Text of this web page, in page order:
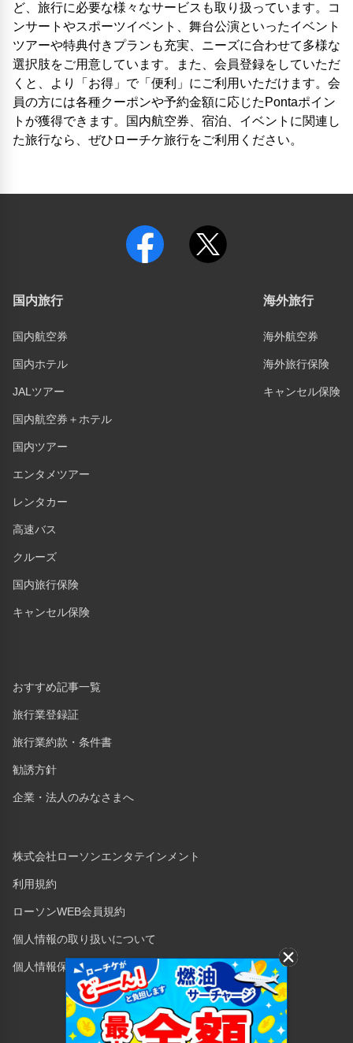
ど、旅行に必要な様々なサービスも取り扱っています。コ
ンサートやスポーツイベント、舞台公演といったイベント
ツアーや特典付きプランも充実、ニーズに合わせて多様な
選択肢をご用意しています。また、会員登録をしていただ
くと、より「お得」で「便利」にご利用いただけます。会
員の方には各種クーポンや予約金額に応じたPontaポイン
トが獲得できます。国内航空券、宿泊、イベントに関連し
た旅行なら、ぜひローチケ旅行をご利用ください。
国内旅行
国内航空券
国内ホテル
JALツアー
国内航空券＋ホテル
国内ツアー
エンタメツアー
レンタカー
高速バス
クルーズ
国内旅行保険
キャンセル保険
おすすめ記事一覧
旅行業登録証
旅行業約款・条件書
勧誘方針
企業・法人のみなさまへ
株式会社ローソンエンタテインメント
利用規約
ローソンWEB会員規約
個人情報の取り扱いについて
個人情報保護方針
海外旅行
海外航空券
海外旅行保険
キャンセル保険